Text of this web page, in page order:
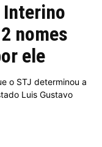
nomes
ele
o STJ determinou a
Luis Gustavo